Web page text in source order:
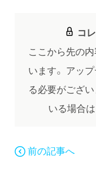
コ
ここから先の
います。 アッ
る必要がござい
いる場合は
前の記事へ